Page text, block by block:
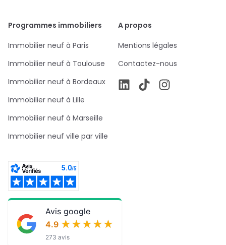
Programmes immobiliers
Immobilier neuf à Paris
Immobilier neuf à Toulouse
Immobilier neuf à Bordeaux
Immobilier neuf à Lille
Immobilier neuf à Marseille
Immobilier neuf ville par ville
A propos
Mentions légales
Contactez-nous
Avis google
4.9 ★★★★★
★★★★★
273 avis